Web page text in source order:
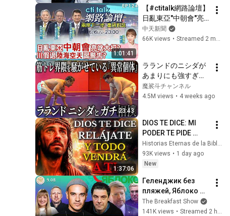
1:01:41
【#ctitalk網路論壇】
日亂東亞"中朝會"亮
啥大招?川假退"陸海
空天"習警告?重磅對
中天新聞
66K views •
23:43
ラランドのニシダが
あまりにも強すぎた
【筋トレ未経験の異
常個体】
魔裟斗チャンネル
4.5M views • 4 weeks ago
1:37:06
DIOS TE DICE: MI
PODER TE PIDE
RELÁJARTE Y
SOLTAR EL
CONTROL, TODO
MOMENTO
PERFECTO
Historias Eternas de la Biblia
93K views • 1 day ago
New
Геленджик без
пляжей, Яблоко
снимают с гонки?
Колобку грозят
The Breakfast Show
141K views •